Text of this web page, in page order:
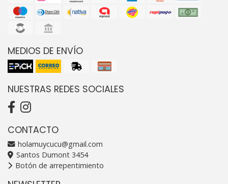
MEDIOS DE ENVÍO
NUESTRAS REDES SOCIALES
CONTACTO
holamuycucu@gmail.com
Santos Dumont 3454
Botón de arrepentimiento